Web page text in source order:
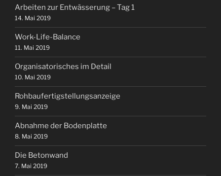
Arbeiten zur Entwässerung – Tag 1
14. Mai 2019
Work-Life-Balance
11. Mai 2019
Organisatorisches im Detail
10. Mai 2019
Rohbaufertigstellungsanzeige
9. Mai 2019
Abnahme der Bodenplatte
8. Mai 2019
Die Betonwand
7. Mai 2019